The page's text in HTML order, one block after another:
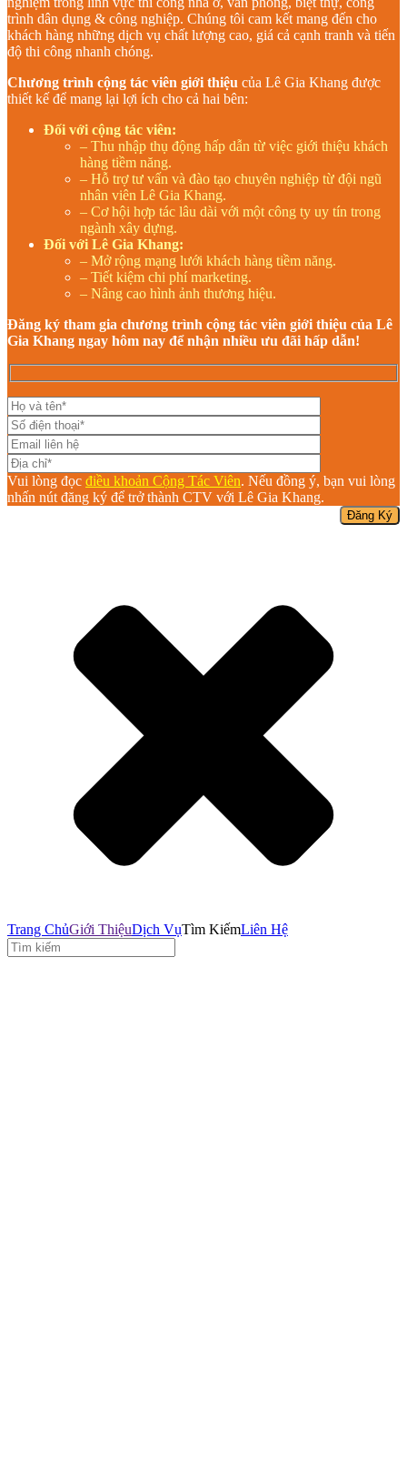
trình dân dụng & công nghiệp. Chúng tôi cam kết mang đến cho
khách hàng những dịch vụ chất lượng cao, giá cả cạnh tranh và tiến
độ thi công nhanh chóng.
Chương trình cộng tác viên giới thiệu của Lê Gia Khang được
thiết kế để mang lại lợi ích cho cả hai bên:
Đối với cộng tác viên:
– Thu nhập thụ động hấp dẫn từ việc giới thiệu khách
hàng tiềm năng.
– Hỗ trợ tư vấn và đào tạo chuyên nghiệp từ đội ngũ
nhân viên Lê Gia Khang.
– Cơ hội hợp tác lâu dài với một công ty uy tín trong
ngành xây dựng.
Đối với Lê Gia Khang:
– Mở rộng mạng lưới khách hàng tiềm năng.
– Tiết kiệm chi phí marketing.
– Nâng cao hình ảnh thương hiệu.
Đăng ký tham gia chương trình cộng tác viên giới thiệu của Lê
Gia Khang ngay hôm nay để nhận nhiều ưu đãi hấp dẫn!
Vui lòng đọc điều khoản Cộng Tác Viên. Nếu đồng ý, bạn vui lòng
nhấn nút đăng ký để trở thành CTV với Lê Gia Khang.
Trang ChủGiới ThiệuDịch VụTìm KiếmLiên Hệ